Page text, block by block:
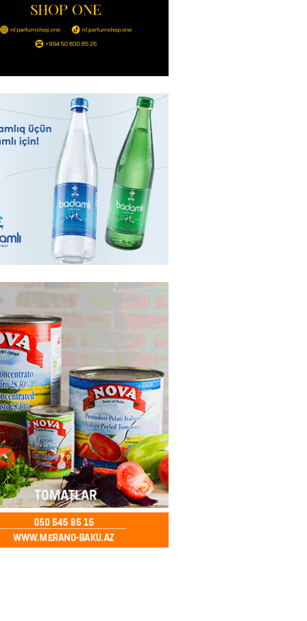
37,6 milyon, Rusiyada 16,7
Azərbaycanlıların yemək
yeni səfirimiz kimdir? –
- 15:30 168
Səudiyyə Ərəbistanı və
arasında Məkkə müdafiə
- 15:15 146
Ukraynaya bu silahı verməkdən
ABŞ-ın özünün bu raketlərə
var
- 15:00
İran millisindən İMTİNA
ölkəni seçdilər
- 14:45 159
sabah 39 dərəcə isti
- 14:30 153